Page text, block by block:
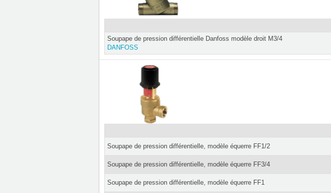
Soupape de pression différentielle Danfoss modèle droit M3/4
DANFOSS
Soupape de pression différentielle, modèle équerre FF1/2
Soupape de pression différentielle, modèle équerre FF3/4
Soupape de pression différentielle, modèle équerre FF1